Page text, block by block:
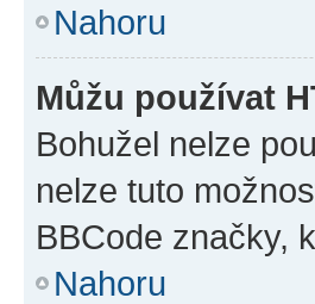
Nahoru
Můžu používat
Bohužel nelze
nelze tuto
BBCode značky,
Nahoru